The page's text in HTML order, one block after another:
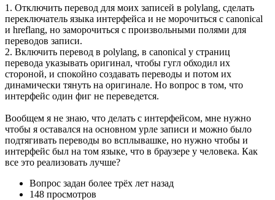
1. Отключить перевод для моих записей в polylang, сделать
переключатель языка интерфейса и не морочиться c canonical
и hreflang, но заморочиться с произвольными полями для
переводов записи.
2. Включить перевод в polylang, в canonical у страниц
перевода указывать оригинал, чтобы гугл обходил их
стороной, и спокойно создавать переводы и потом их
динамически тянуть на оригинале. Но вопрос в том, что
интерфейс один фиг не переведется.
Вообщем я не знаю, что делать с интерфейсом, мне нужно
чтобы я оставался на основном урле записи и можно было
подтягивать переводы во всплывашке, но нужно чтобы и
интерфейс был на том языке, что в браузере у человека. Как
все это реализовать лучше?
Вопрос задан более трёх лет назад
148 просмотров